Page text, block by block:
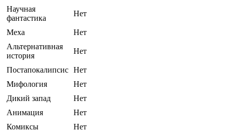
Научная
фантастика
Нет
Меха
Нет
Альтернативная
история
Нет
Постапокалипсис Нет
Мифология
Нет
Дикий запад
Нет
Анимация
Нет
Комиксы
Нет